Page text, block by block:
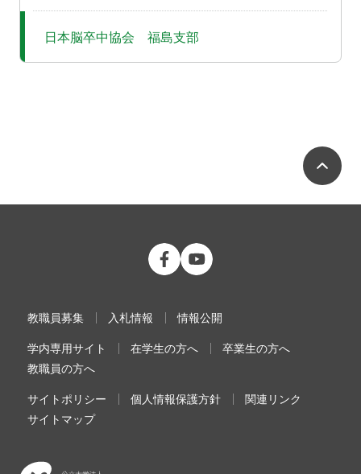
日本脳卒中協会 福島支部
公立大学法人 福島県立医科大学
教職員募集 入札情報 情報公開
学内専用サイト 在学生の方へ
卒業生の方へ
教職員の方へ
サイトポリシー 個人情報保護方針
関連リンク
サイトマップ